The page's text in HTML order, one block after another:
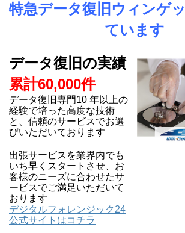
特急データ復旧ウィンゲ
ています
データ復旧の実績
累計60,000件
データ復旧専門10 年以上の
経験で培った高度な技術
と、信頼のサービスでお選
びいただいております
出張サービスを業界内でも
いち早くスタートさせ、お
客様のニーズに合わせたサ
ービスでご満足いただいて
おります
デジタルフォレンジック24
公式サイトはコチラ